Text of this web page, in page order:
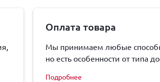
Оплата товара
Мы принимаем любые
но есть особенности от типа
Подробнее